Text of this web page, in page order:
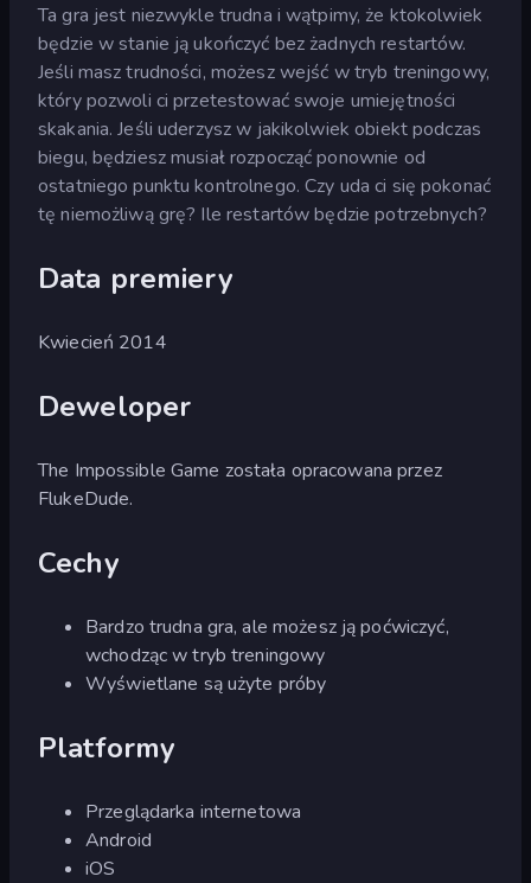
Ta gra jest niezwykle trudna i wątpimy, że ktokolwiek
będzie w stanie ją ukończyć bez żadnych restartów.
Jeśli masz trudności, możesz wejść w tryb treningowy,
który pozwoli ci przetestować swoje umiejętności
skakania. Jeśli uderzysz w jakikolwiek obiekt podczas
biegu, będziesz musiał rozpocząć ponownie od
ostatniego punktu kontrolnego. Czy uda ci się pokonać
tę niemożliwą grę? Ile restartów będzie potrzebnych?
Data premiery
Kwiecień 2014
Deweloper
The Impossible Game została opracowana przez
FlukeDude.
Cechy
Bardzo trudna gra, ale możesz ją poćwiczyć,
wchodząc w tryb treningowy
Wyświetlane są użyte próby
Platformy
Przeglądarka internetowa
Android
iOS